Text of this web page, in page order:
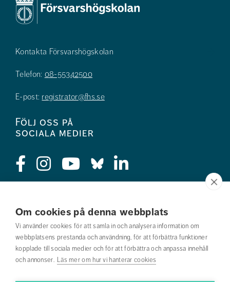
Om cookies på denna webbplats
Vi använder cookies för att samla in och analysera information om
webbplatsens prestanda och användning, för att förbättra funktioner
kopplade till sociala medier och för att förbättra och anpassa innehåll
och annonser. Läs mer om hur vi hanterar cookies
Kontakta Försvarshögskolan
Telefon: 08-55342500
E-post: registrator@fhs.se
Följ oss på
sociala medier
Jobba hos oss
Nyhetsbrev
Om webbplatsen